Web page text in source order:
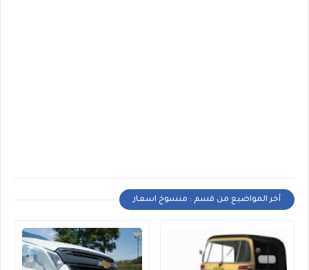
أخر المواضيع من قسم : منسوخ اسعار